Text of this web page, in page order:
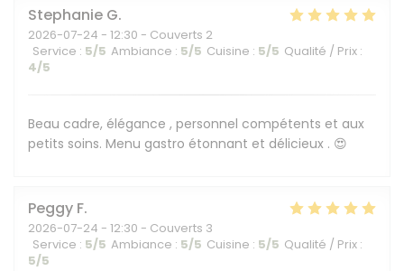
Stephanie G
2026-07-24 - 12:30 - Couverts 2
Service : 5/5 Ambiance : 5/5 Cuisine : 5/5 Qualité / Prix :
4/5
Beau cadre, élégance , personnel compétents et aux
petits soins. Menu gastro étonnant et délicieux . 😍
Peggy F
2026-07-24 - 12:30 - Couverts 3
Service : 5/5 Ambiance : 5/5 Cuisine : 5/5 Qualité / Prix :
5/5